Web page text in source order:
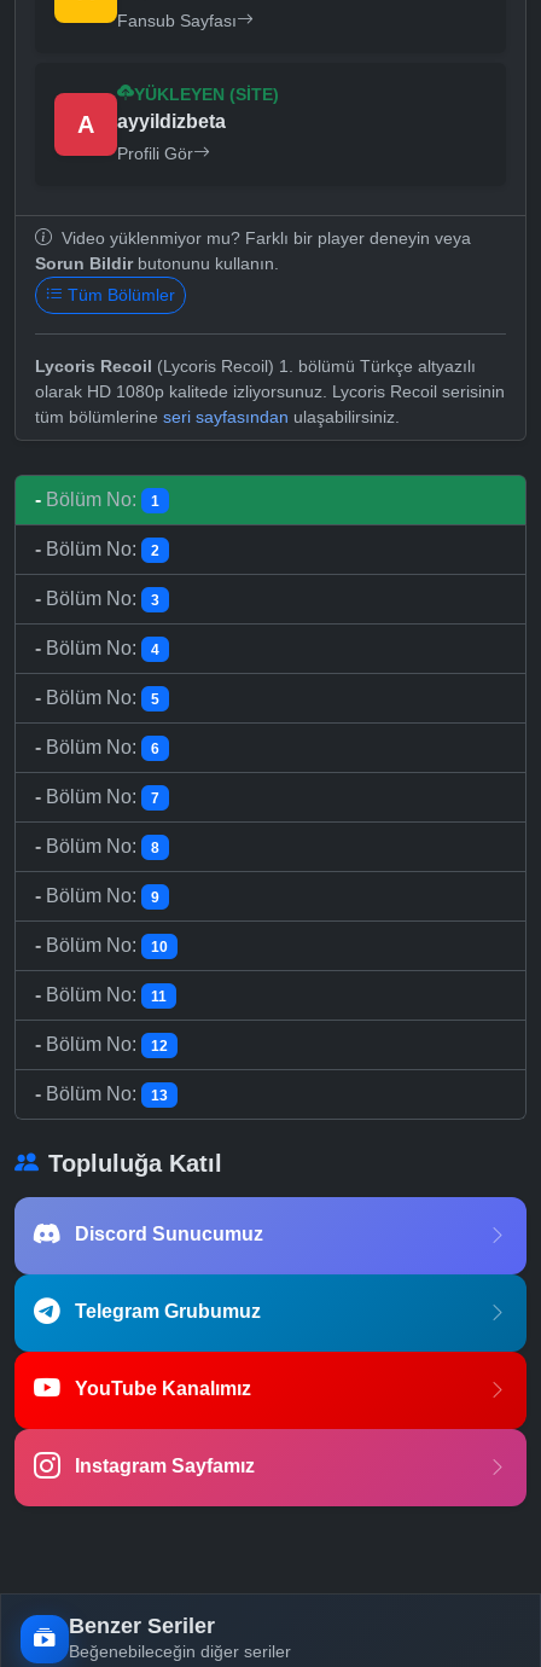
Fansub Sayfası
A
YÜKLEYEN (SITE)
ayyildizbeta
Profili Gör
Video yüklenmiyor mu? Farklı bir player deneyin veya
Sorun Bildirbutonunu kullanın.
Tüm Bölümler
Lycoris Recoil (Lycoris Recoil) 1. bölümü Türkçe altyazılı
olarak HD 1080p kalitede izliyorsunuz. Lycoris Recoil serisinin
tüm bölümlerine seri sayfasından ulaşabilirsiniz.
- Bölüm No: 1
- Bölüm No: 2
- Bölüm No: 3
- Bölüm No: 4
- Bölüm No: 5
- Bölüm No: 6
- Bölüm No: 7
- Bölüm No: 8
- Bölüm No: 9
- Bölüm No: 10
- Bölüm No: 11
- Bölüm No: 12
- Bölüm No: 13
Topluluğa Katıl
Discord Sunucumuz
Telegram Grubumuz
YouTube Kanalımız
Instagram Sayfamız
Benzer Seriler
Beğenebileceğin diğer seriler